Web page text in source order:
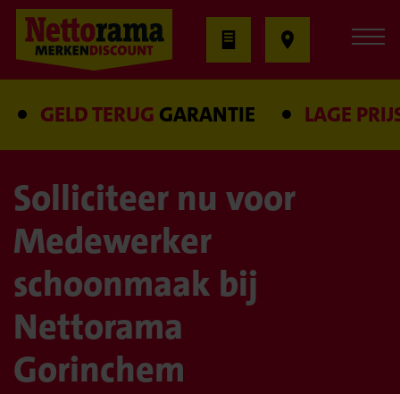
GELD TERUGGARANTIE LAGE PRIJS
Solliciteer nu voor
Medewerker
schoonmaak bij
Nettorama
Gorinchem